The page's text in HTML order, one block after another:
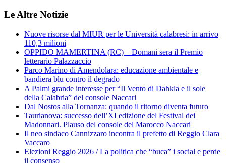
Le Altre Notizie
Nuove risorse dal MIUR per le Università calabresi: in arrivo
110,3 milioni
OPPIDO MAMERTINA (RC) – Domani sera il Premio
letterario Palazzaccio
Parco Marino di Amendolara: educazione ambientale e
bandiera blu contro il degrado
A Palmi grande interesse per “Il Vento di Dahkla e il sole
della Calabria” del console Naccari
Dal Nostos alla Tornanza: quando il ritorno diventa futuro
Taurianova: successo dell’XI edizione del Festival dei
Madonnari. Plauso del console del Marocco Naccari
Il neo sindaco Cannizzaro incontra il prefetto di Reggio Clara
Vaccaro
Elezioni Reggio 2026 / La politica che “buca” i social e perde
il consenso